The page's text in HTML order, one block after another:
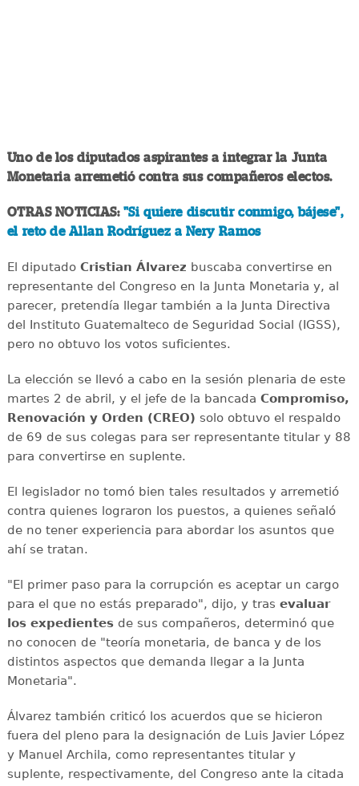
Uno de los diputados aspirantes a integrar la Junta
Monetaria arremetió contra sus compañeros electos.
OTRAS NOTICIAS: "Si quiere discutir conmigo, bájese",
el reto de Allan Rodríguez a Nery Ramos
El diputado Cristian Álvarez buscaba convertirse en
representante del Congreso en la Junta Monetaria y, al
parecer, pretendía llegar también a la Junta Directiva
del Instituto Guatemalteco de Seguridad Social (IGSS),
pero no obtuvo los votos suficientes.
La elección se llevó a cabo en la sesión plenaria de este
martes 2 de abril, y el jefe de la bancada Compromiso,
Renovación y Orden (CREO) solo obtuvo el respaldo
de 69 de sus colegas para ser representante titular y 88
para convertirse en suplente.
El legislador no tomó bien tales resultados y arremetió
contra quienes lograron los puestos, a quienes señaló
de no tener experiencia para abordar los asuntos que
ahí se tratan.
"El primer paso para la corrupción es aceptar un cargo
para el que no estás preparado", dijo, y tras evaluar
los expedientesde sus compañeros, determinó que
no conocen de "teoría monetaria, de banca y de los
distintos aspectos que demanda llegar a la Junta
Monetaria".
Álvarez también criticó los acuerdos que se hicieron
fuera del pleno para la designación de Luis Javier López
y Manuel Archila, como representantes titular y
suplente, respectivamente, del Congreso ante la citada